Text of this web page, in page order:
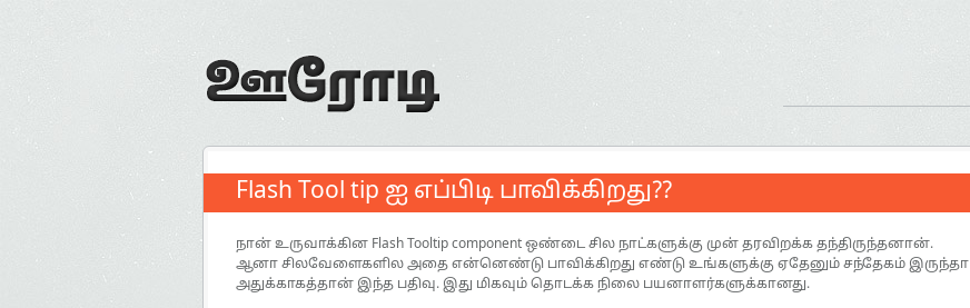
Flash Tool tip ஐ எப்பிடி பாவிக்கிறது??
நான் உருவாக்கின Flash Tooltip component ஒண்டை சில நாட்களுக்கு முன் தரவிறக்க தந்திருந்தனான்.
ஆனா சிலவேளைகளில அதை என்னெண்டு பாவிக்கிறது எண்டு உங்களுக்கு ஏதேனும் சந்தேகம் இருந்தா
அதுக்காகத்தான் இந்த பதிவு. இது மிகவும் தொடக்க நிலை பயனாளர்களுக்கானது.